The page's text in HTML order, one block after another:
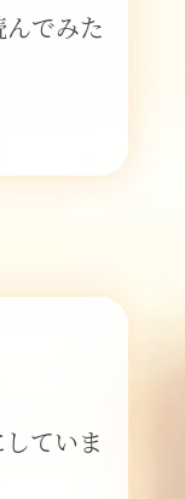
でみた
ていま